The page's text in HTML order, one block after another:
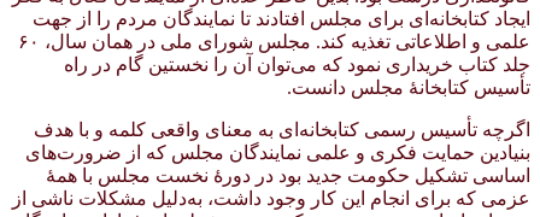
ایجاد کتابخانه‌ای برای مجلس افتادند تا نمایندگان مردم را از جهت
علمی و اطلاعاتی تغذیه کند. مجلس شورای ملی در همان سال، ۶۰
جلد کتاب خریداری نمود که می‌توان آن را نخستین گام در راه
تأسیس کتابخانهٔ مجلس دانست.
اگرچه تأسیس رسمی کتابخانه‌ای به معنای واقعی کلمه و با هدف
بنیادین حمایت فکری و علمی نمایندگان مجلس که از ضرورت‌های
اساسی تشکیل حکومت جدید بود در دورهٔ نخست مجلس با همهٔ
عزمی که برای انجام این کار وجود داشت، به‌دلیل مشکلات ناشی از